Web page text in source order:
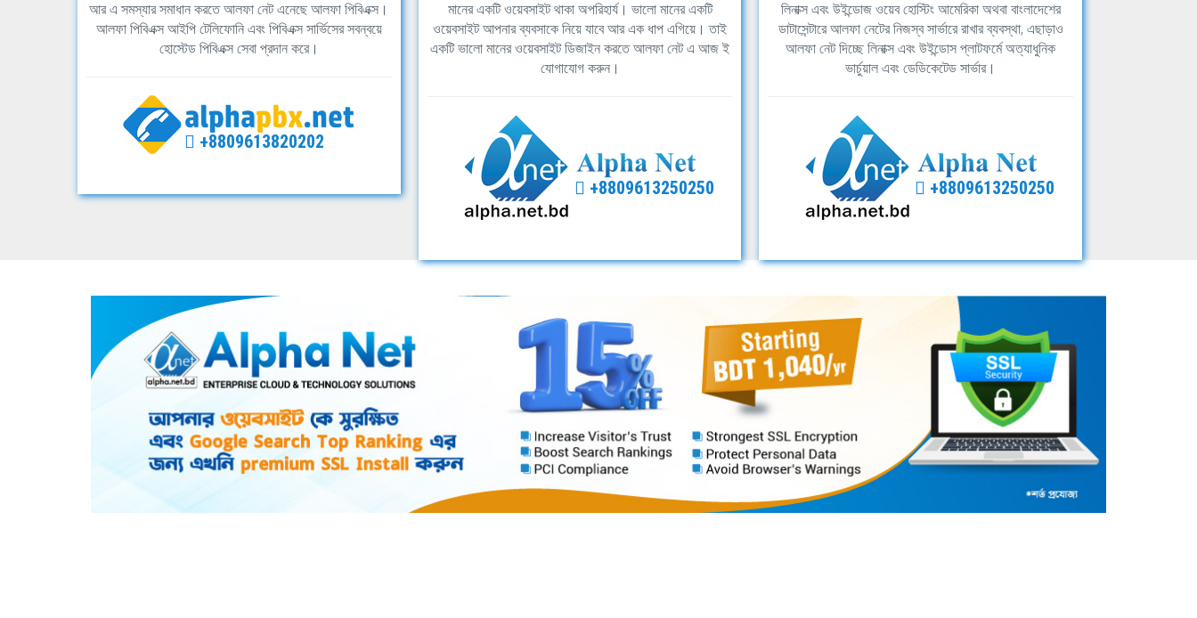
আর এ সমস্যার সমাধান করতে আলফা নেট এনেছে আলফা পিবিএক্স।
আলফা পিবিএক্স আইপি টেলিফোনি এবং পিবিএক্স সার্ভিসের সবন্বয়ে
হোস্টেড পিবিএক্স সেবা প্রদান করে।
+8809613820202
মানের একটি ওয়েবসাইট থাকা অপরিহার্য। ভালো মানের একটি
ওয়েবসাইট আপনার ব্যবসাকে নিয়ে যাবে আর এক ধাপ এগিয়ে। তাই
একটি ভালো মানের ওয়েবসাইট ডিজাইন করতে আলফা নেট এ আজ ই
যোগাযোগ করুন।
+8809613250250
লিনাক্স এবং উইন্ডোজ ওয়েব হোস্টিং আমেরিকা অথবা বাংলাদেশের
ডাটাসেন্টারে আলফা নেটের নিজস্ব সার্ভারে রাখার ব্যবস্থা, এছাড়াও
আলফা নেট দিচ্ছে লিনাক্স এবং উইন্ডোস প্লাটফর্মে অত্যাধুনিক
ভার্চুয়াল এবং ডেডিকেটেড সার্ভার।
+8809613250250